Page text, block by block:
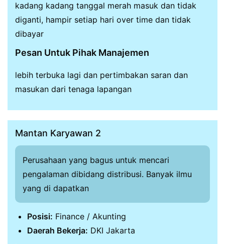
kadang kadang tanggal merah masuk dan tidak
diganti, hampir setiap hari over time dan tidak
dibayar
Pesan Untuk Pihak Manajemen
lebih terbuka lagi dan pertimbakan saran dan
masukan dari tenaga lapangan
Mantan Karyawan 2
Perusahaan yang bagus untuk mencari
pengalaman dibidang distribusi. Banyak ilmu
yang di dapatkan
Posisi: Finance / Akunting
Daerah Bekerja: DKI Jakarta